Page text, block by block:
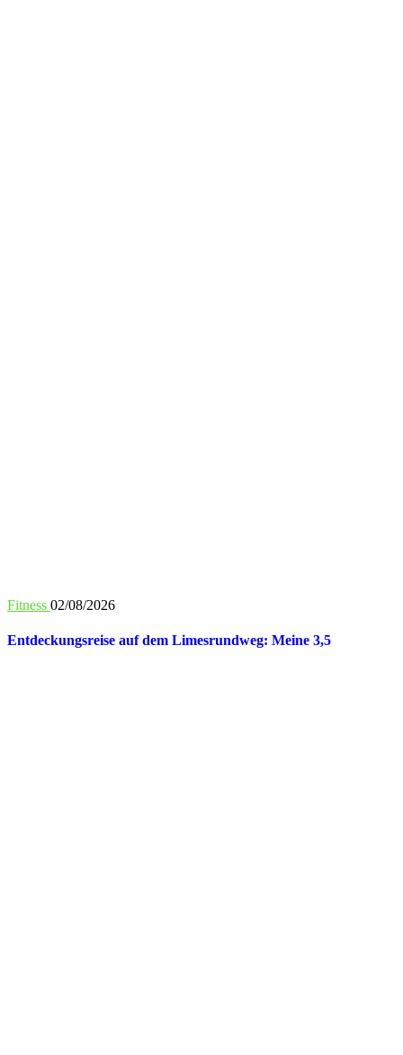
Fitness 02/08/2026
Entdeckungsreise auf dem Limesrundweg: Meine 3,5